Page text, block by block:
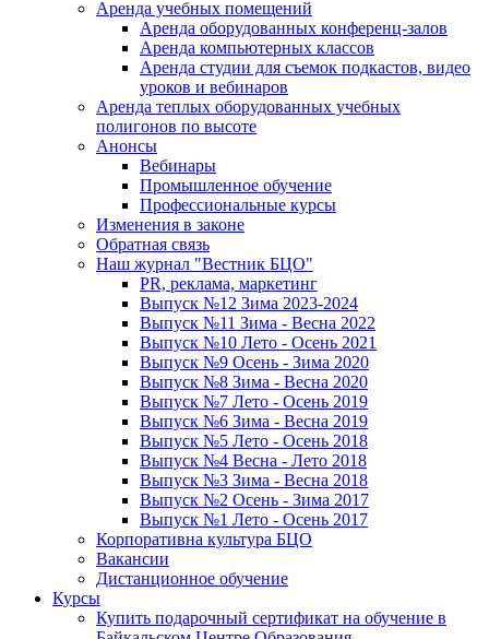
Аренда учебных помещений
Аренда оборудованных конференц-залов
Аренда компьютерных классов
Аренда студии для съемок подкастов, видео
уроков и вебинаров
Аренда теплых оборудованных учебных
полигонов по высоте
Анонсы
Вебинары
Промышленное обучение
Профессиональные курсы
Изменения в законе
Обратная связь
Наш журнал "Вестник БЦО"
PR, реклама, маркетинг
Выпуск №12 Зима 2023-2024
Выпуск №11 Зима - Весна 2022
Выпуск №10 Лето - Осень 2021
Выпуск №9 Осень - Зима 2020
Выпуск №8 Зима - Весна 2020
Выпуск №7 Лето - Осень 2019
Выпуск №6 Зима - Весна 2019
Выпуск №5 Лето - Осень 2018
Выпуск №4 Весна - Лето 2018
Выпуск №3 Зима - Весна 2018
Выпуск №2 Осень - Зима 2017
Выпуск №1 Лето - Осень 2017
Корпоративна культура БЦО
Вакансии
Дистанционное обучение
Курсы
Купить подарочный сертификат на обучение в